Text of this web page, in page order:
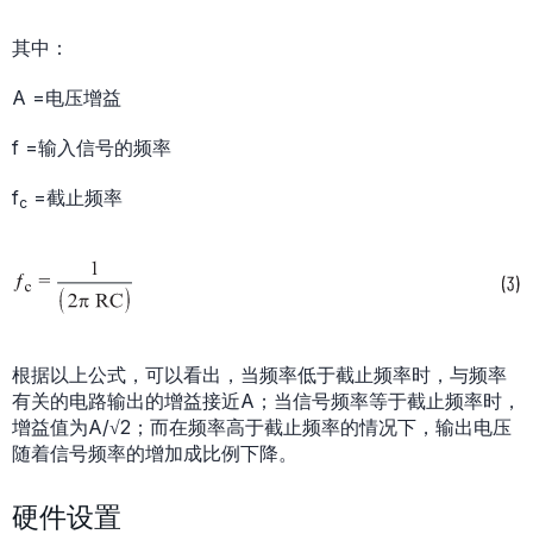
其中：
A =电压增益
f =输入信号的频率
fc =截止频率
根据以上公式，可以看出，当频率低于截止频率时，与频率
有关的电路输出的增益接近A；当信号频率等于截止频率时，
增益值为A/√2；而在频率高于截止频率的情况下，输出电压
随着信号频率的增加成比例下降。
硬件设置